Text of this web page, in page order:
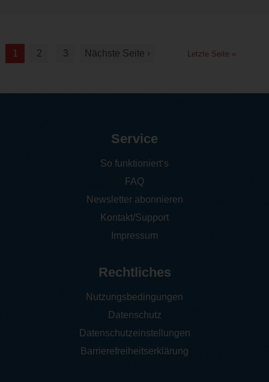
1 2 3 Nächste Seite › Letzte Seite »
Service
So funktioniert‘s
FAQ
Newsletter abonnieren
Kontakt/Support
Impressum
Rechtliches
Nutzungsbedingungen
Datenschutz
Datenschutzeinstellungen
Barrierefreiheitserklärung